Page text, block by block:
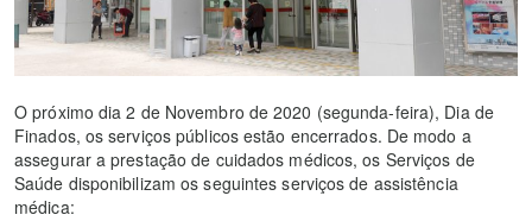
O próximo dia 2 de Novembro de 2020 (segunda-feira), Dia de
Finados, os serviços públicos estão encerrados. De modo a
assegurar a prestação de cuidados médicos, os Serviços de
Saúde disponibilizam os seguintes serviços de assistência
médica: